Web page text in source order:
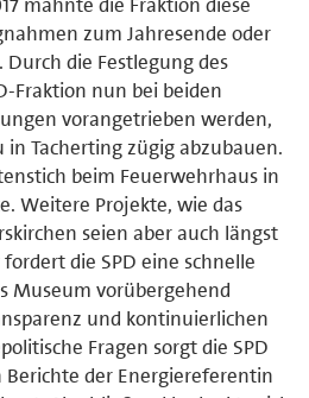
zum Jahresende oder
die Festlegung des
Fraktion nun bei beiden
vorangetrieben werden,
Tacherting zügig abzubauen.
beim Feuerwehrhaus in
Weitere Projekte, wie das
seien aber auch längst
die SPD eine schnelle
Museum vorübergehend
und kontinuierlichen
Fragen sorgt die SPD
der Energiereferentin